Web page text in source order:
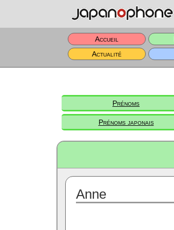
Accueil
Actualité
Prénoms
Prénoms japonais
Anne